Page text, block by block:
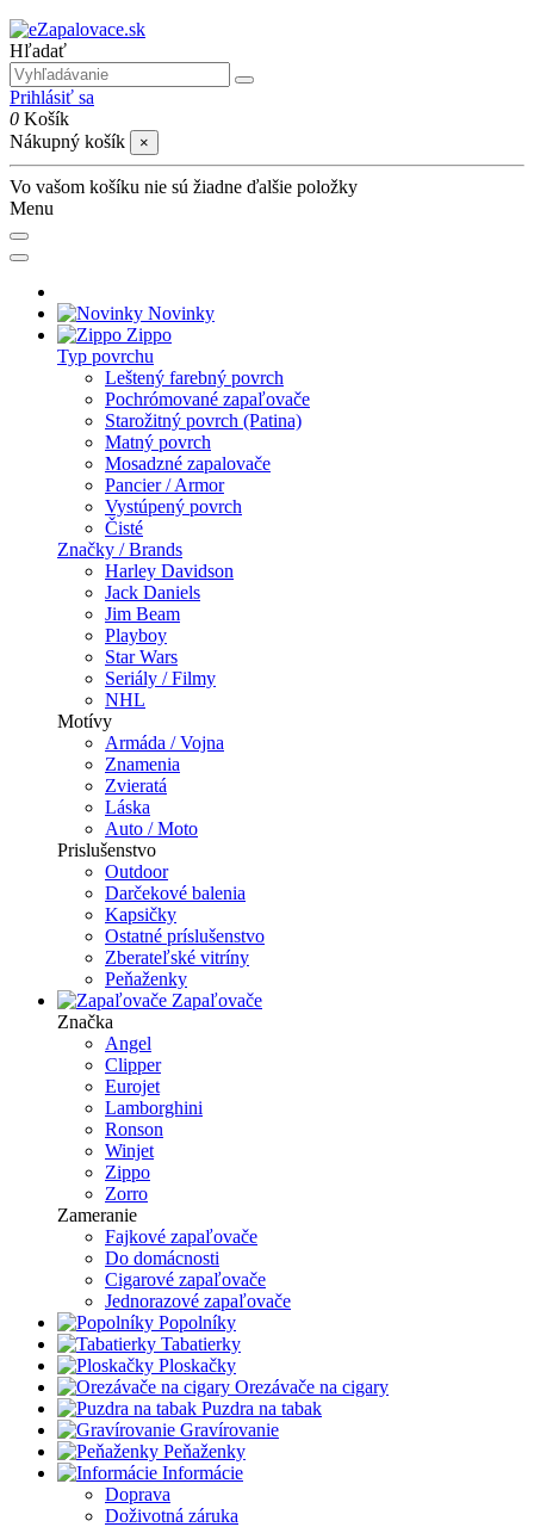
Hľadať
Prihlásiť sa
0 Košík
Nákupný košík
×
Vo vašom košíku nie sú žiadne ďalšie položky
Menu
Novinky
Zippo
Typ povrchu
Leštený farebný povrch
Pochrómované zapaľovače
Starožitný povrch (Patina)
Matný povrch
Mosadzné zapalovače
Pancier / Armor
Vystúpený povrch
Čisté
Značky / Brands
Harley Davidson
Jack Daniels
Jim Beam
Playboy
Star Wars
Seriály / Filmy
NHL
Motívy
Armáda / Vojna
Znamenia
Zvieratá
Láska
Auto / Moto
Prislušenstvo
Outdoor
Darčekové balenia
Kapsičky
Ostatné príslušenstvo
Zberateľské vitríny
Peňaženky
Zapaľovače
Značka
Angel
Clipper
Eurojet
Lamborghini
Ronson
Winjet
Zippo
Zorro
Zameranie
Fajkové zapaľovače
Do domácnosti
Cigarové zapaľovače
Jednorazové zapaľovače
Popolníky
Tabatierky
Ploskačky
Orezávače na cigary
Puzdra na tabak
Gravírovanie
Peňaženky
Informácie
Doprava
Doživotná záruka